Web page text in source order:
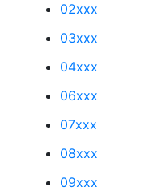
02xxx
03xxx
04xxx
06xxx
07xxx
08xxx
09xxx